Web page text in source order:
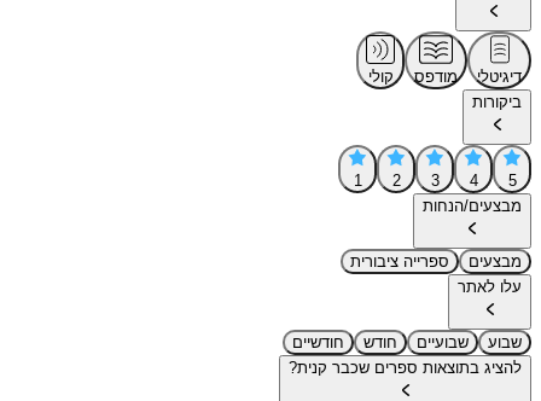
דיגיטלי מודפס
קולי
ביקורות
5
4
3
2
1
מבצעים/הנחות
מבצעים
ספרייה ציבורית
עלו לאתר
שבוע שבועיים חודש
חודשיים
להציג בתוצאות ספרים שכבר קנית?